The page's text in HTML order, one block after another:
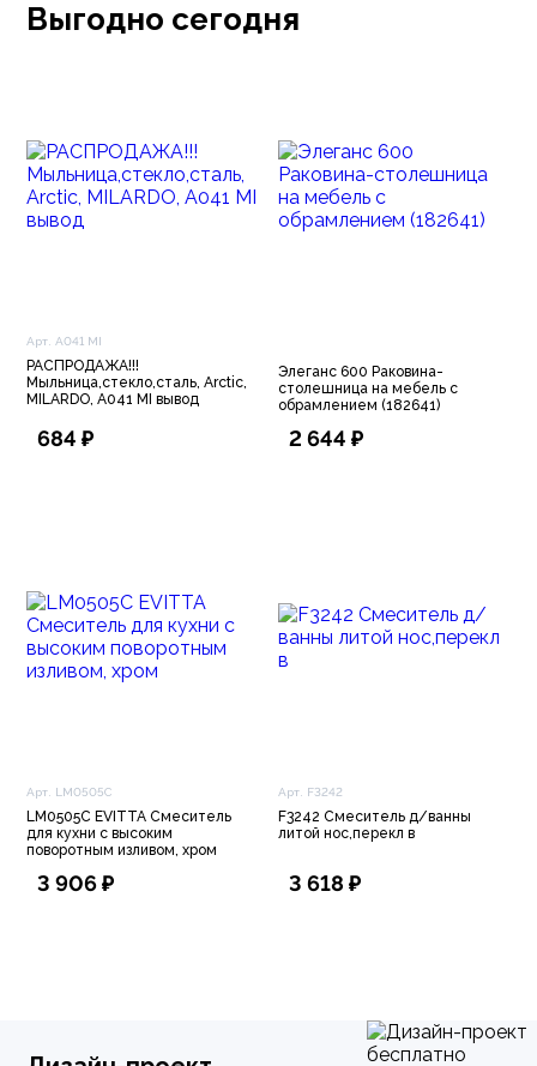
Выгодно сегодня
Арт. A041 MI
РАСПРОДАЖА!!!
Мыльница,стекло,сталь, Arctic,
MILARDO, A041 MI вывод
684 ₽
Элеганс 600 Раковина-
столешница на мебель с
обрамлением (182641)
2 644 ₽
Арт. LM0505C
LM0505C EVITTA Смеситель
для кухни с высоким
поворотным изливом, хром
3 906 ₽
Арт. F3242
F3242 Смеситель д/ванны
литой нос,перекл в
3 618 ₽